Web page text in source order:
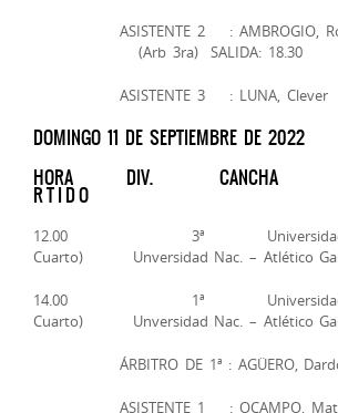
ASISTENTE 2 : AMBROGIO,
(Arb 3ra) SALIDA: 18.30
ASISTENTE 3 : LUNA, Clever
DOMINGO 11 DE SEPTIEMBRE DE 2022
HORA DIV.
R T I D O
12.00 3ª Universidad
Cuarto) Unversidad Nac. – Atlético
14.00 1ª Universidad
Cuarto) Unversidad Nac. – Atlético
ÁRBITRO DE 1ª : AGÜERO, Dardo
ASISTENTE 1 :